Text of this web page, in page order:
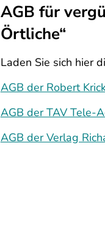
AGB für
Örtliche“
Laden Sie sich hier
AGB der Robert
AGB der TAV Tele-
AGB der Verlag